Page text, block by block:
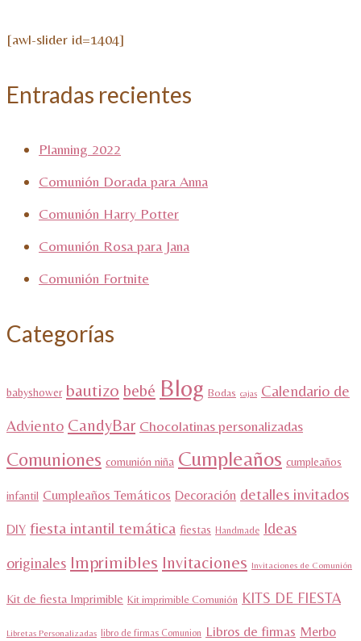
[awl-slider id=1404]
Entradas recientes
Planning 2022
Comunión Dorada para Anna
Comunión Harry Potter
Comunión Rosa para Jana
Comunión Fortnite
Categorías
babyshower bautizo bebé Blog Bodas cajas Calendario de
Adviento CandyBar Chocolatinas personalizadas
Comuniones comunión niña Cumpleaños cumpleaños
infantil Cumpleaños Temáticos Decoración detalles invitados
DIY fiesta intantil temática fiestas Handmade Ideas
originales Imprimibles Invitaciones Invitaciones de Comunión
Kit de fiesta Imprimible Kit imprimible Comunión KITS DE FIESTA
Libretas Personalizadas libro de firmas Comunion Libros de firmas Merbo